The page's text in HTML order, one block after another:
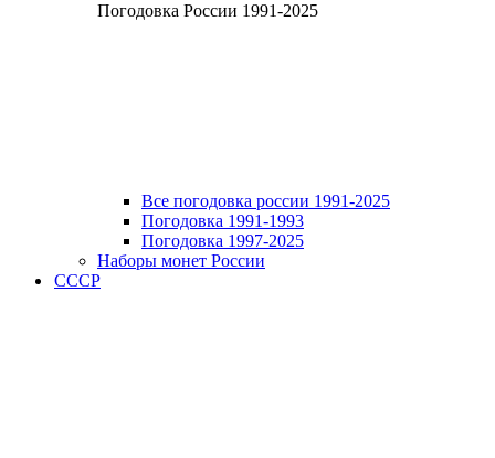
Погодовка России 1991-2025
Все погодовка россии 1991-2025
Погодовка 1991-1993
Погодовка 1997-2025
Наборы монет России
СССР